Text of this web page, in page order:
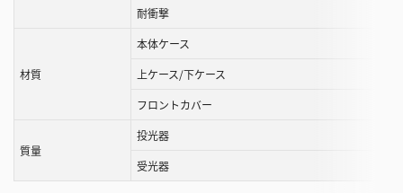
耐衝撃
材質
本体ケース
上ケース/下ケース
フロントカバー
質量
投光器
受光器